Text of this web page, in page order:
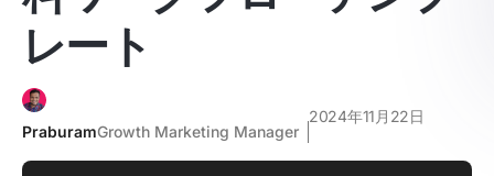
レート
PraburamGrowth Marketing Manager
2024年11月22日